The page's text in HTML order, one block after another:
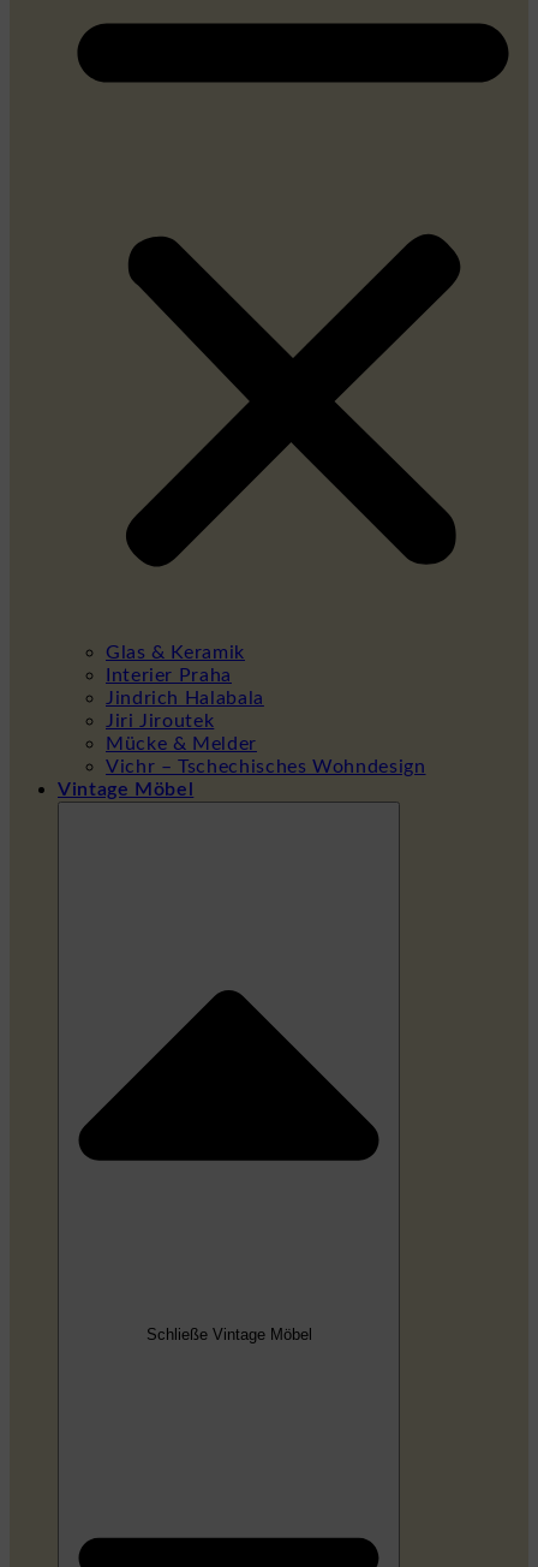
Glas & Keramik
Interier Praha
Jindrich Halabala
Jiri Jiroutek
Mücke & Melder
Vichr – Tschechisches Wohndesign
Vintage Möbel
Schließe Vintage Möbel